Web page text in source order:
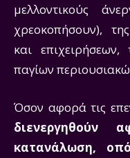
μελλοντικούς
χρεοκοπήσουν),
και
παγίων
Όσον αφορά τις
διενεργηθούν
κατανάλωση,